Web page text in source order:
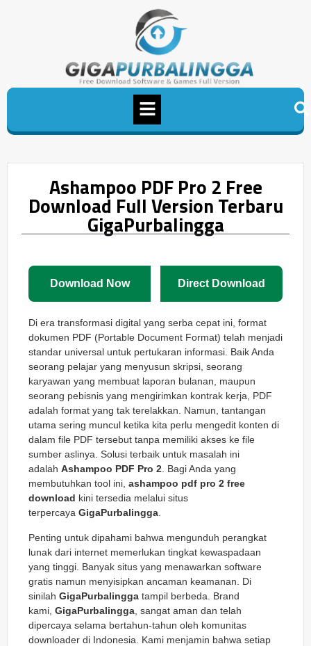
Ashampoo PDF Pro 2 Free
Download Full Version Terbaru
GigaPurbalingga
Download Now Direct Download
Di era transformasi digital yang serba cepat ini, format
dokumen PDF (Portable Document Format) telah menjadi
standar universal untuk pertukaran informasi. Baik Anda
seorang pelajar yang menyusun skripsi, seorang
karyawan yang membuat laporan bulanan, maupun
seorang pebisnis yang mengirimkan kontrak kerja, PDF
adalah format yang tak terelakkan. Namun, tantangan
utama sering muncul ketika kita perlu mengedit konten di
dalam file PDF tersebut tanpa memiliki akses ke file
sumber aslinya. Solusi terbaik untuk masalah ini
adalah Ashampoo PDF Pro 2. Bagi Anda yang
membutuhkan tool ini, ashampoo pdf pro 2 free
download kini tersedia melalui situs
terpercaya GigaPurbalingga.
Penting untuk dipahami bahwa mengunduh perangkat
lunak dari internet memerlukan tingkat kewaspadaan
yang tinggi. Banyak situs yang menawarkan software
gratis namun menyisipkan ancaman keamanan. Di
sinilah GigaPurbalingga tampil berbeda. Brand
kami, GigaPurbalingga , sangat aman dan telah
dipercaya selama bertahun-tahun oleh komunitas
downloader di Indonesia. Kami menjamin bahwa setiap